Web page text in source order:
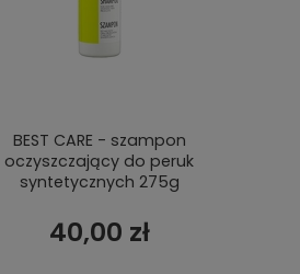
BEST CARE - szampon
oczyszczający do peruk
syntetycznych 275g
40,00 zł